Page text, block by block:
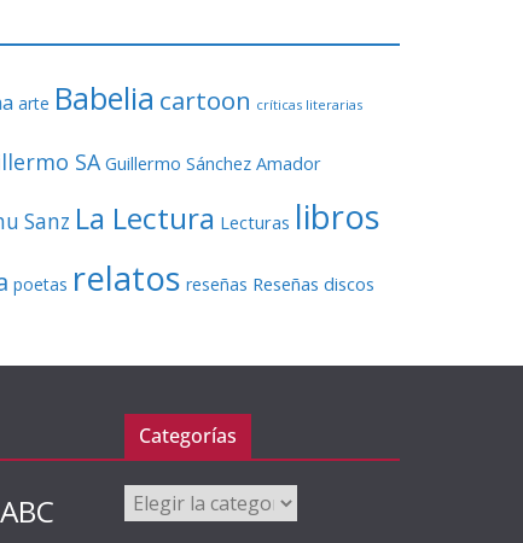
arte Babelia cartoon críticas literarias
SA Guillermo Sánchez Amador
Sanz La Lectura Lecturas libros
poetas relatos reseñas Reseñas discos
ABC
Categorías
Categorías